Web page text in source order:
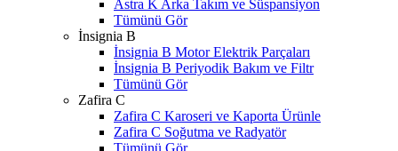
Astra K Arka Takım ve Süspansiyon
Tümünü Gör
İnsignia B
İnsignia B Motor Elektrik Parçaları
İnsignia B Periyodik Bakım ve Filtr
Tümünü Gör
Zafira C
Zafira C Karoseri ve Kaporta Ürünle
Zafira C Soğutma ve Radyatör
Tümünü Gör